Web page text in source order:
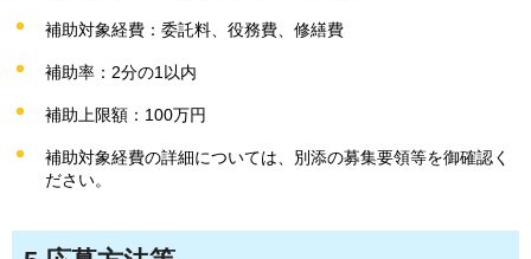
補助対象経費：委託料、役務費、修繕費
補助率：2分の1以内
補助上限額：100万円
補助対象経費の詳細については、別添の募集要領等を御確認く
ださい。